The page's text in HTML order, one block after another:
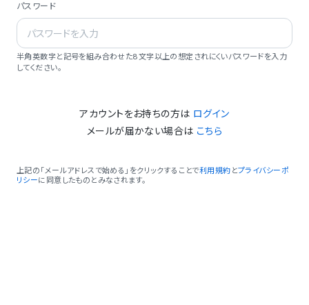
パスワード
半角英数字と記号を組み合わせた8文字以上の想定されにくいパスワードを入力
してください。
アカウントをお持ちの方は ログイン
メールが届かない場合は こちら
上記の「メールアドレスで始める」をクリックすることで利用規約 とプライバシーポ
リシーに同意したものとみなされます。